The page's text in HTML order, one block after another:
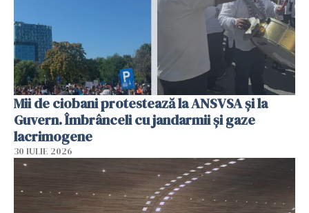
Mii de ciobani protestează la ANSVSA și la
Guvern. Îmbrânceli cu jandarmii și gaze
lacrimogene
30 IULIE 2026